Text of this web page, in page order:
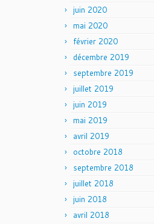
juin 2020
mai 2020
février 2020
décembre 2019
septembre 2019
juillet 2019
juin 2019
mai 2019
avril 2019
octobre 2018
septembre 2018
juillet 2018
juin 2018
avril 2018